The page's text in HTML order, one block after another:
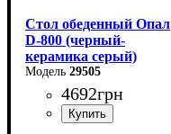
Стол обеденный Опал
D-800 (черный-
керамика серый)
29505
4692грн